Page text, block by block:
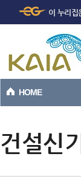
본문바로가기
이 누리집
HOME
건설신